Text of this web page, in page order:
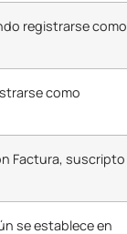
registrarse como
como
Factura, suscripto
se establece en